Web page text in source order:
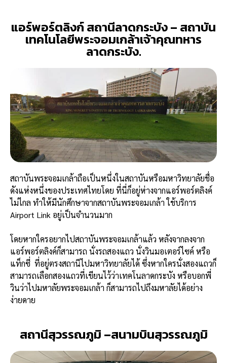
แอร์พอร์ตลิงก์ สถานีลาดกระบัง – สถาบัน
เทคโนโลยีพระจอมเกล้าเจ้าคุณทหาร
ลาดกระบัง.
สถาบันพระจอมเกล้าถือเป็นหนึ่งในสถาบันหรือมหาวิทยาลัยชื่อ
ดังแห่งหนึ่งของประเทศไทยโดย ที่นี่ก็อยู่ห่างจากแอร์พอร์ตลิงค์
ไม่ไกล ทำให้มีนักศึกษาจากสถาบันพระจอมเกล้า ใช้บริการ
Airport Link อยู่เป็นจำนวนมาก
โดยหากใครอยากไปสถาบันพระจอมเกล้าแล้ว หลังจากลงจาก
แอร์พอร์ตลิงค์ก็สามารถ นั่งรถสองแถว นั่งวินมอเตอร์ไซค์ หรือ
แท็กซี่ ที่อยู่ตรงสถานีไปมหาวิทยาลัยได้ ซึ่งหากใครนั่งสองแถวก็
สามารถเลือกสองแถวที่เขียนไว้ว่าเทคโนลาดกระบัง หรือบอกพี่
วินว่าไปมหาลัยพระจอมเกล้า ก็สามารถไปถึงมหาลัยได้อย่าง
ง่ายดาย
สถานีสุวรรณภูมิ –สนามบินสุวรรณภูมิ